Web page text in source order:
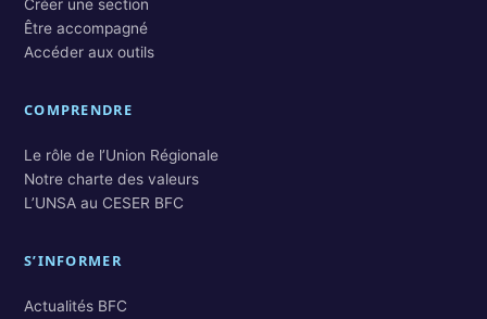
Créer une section
Être accompagné
Accéder aux outils
COMPRENDRE
Le rôle de l’Union Régionale
Notre charte des valeurs
L’UNSA au CESER BFC
S’INFORMER
Actualités BFC